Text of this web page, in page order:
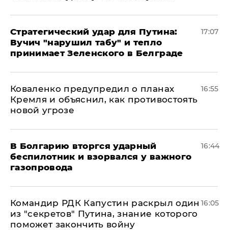
Стратегический удар для Путина:
Вучич "нарушил табу" и тепло
принимает Зеленского в Белграде
17:07
Коваленко предупредил о планах
Кремля и объяснил, как противостоять
новой угрозе
16:55
В Болгарию вторгся ударный
беспилотник и взорвался у важного
газопровода
16:44
Командир РДК Капустин раскрыл один
из "секретов" Путина, знание которого
поможет закончить войну
16:05